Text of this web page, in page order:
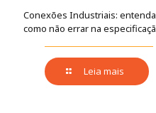
Conexões Industriais: entenda
como não errar na
Leia mais